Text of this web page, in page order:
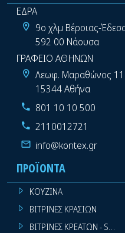
ΕΔΡΑ
9ο χλμ Βέροιας-
592 00 Νάουσα
ΓΡΑΦΕΙΟ ΑΘΗΝΩΝ
Λεωφ. Μαραθώνος
15344 Αθήνα
801 10 10 500
2110012721
info@kontex.gr
ΠΡΟΪΌΝΤΑ
ΚΟΥΖΙΝΑ
ΒΙΤΡΙΝΕΣ ΚΡΑΣΙΩΝ
ΒΙΤΡΙΝΕΣ ΚΡΕΑΤΩΝ - SUPER